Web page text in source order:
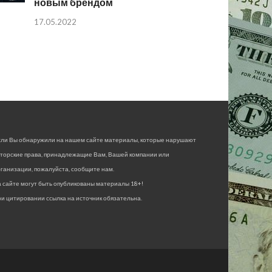
17.05.2022
Вы обнаружили на нашем сайте материалы, которые нарушают
права, принадлежащие Вам, Вашей компании или
пожалуйста, сообщите нам.
сайте могут быть опубликованы материалы 18+!
цитировании ссылка на источник обязательна.